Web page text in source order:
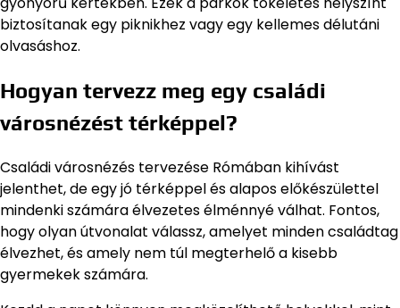
biztosítanak egy piknikhez vagy egy kellemes délutáni
olvasáshoz.
Hogyan tervezz meg egy családi
városnézést térképpel?
Családi városnézés tervezése Rómában kihívást
jelenthet, de egy jó térképpel és alapos előkészülettel
mindenki számára élvezetes élménnyé válhat. Fontos,
hogy olyan útvonalat válassz, amelyet minden családtag
élvezhet, és amely nem túl megterhelő a kisebb
gyermekek számára.